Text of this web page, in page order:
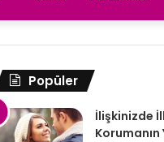
Popüler
İlişkinizde
Korumanın